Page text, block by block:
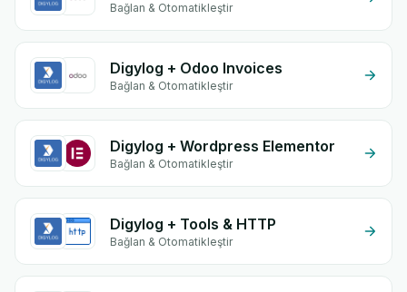
Bağlan & Otomatikleştir
Digylog + Odoo Invoices
Bağlan & Otomatikleştir
Digylog + Wordpress Elementor
Bağlan & Otomatikleştir
Digylog + Tools & HTTP
Bağlan & Otomatikleştir